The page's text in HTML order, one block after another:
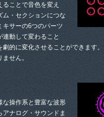
ことで音色を変え
ム・セクションにつな
キサーの6つのパーツ
動して変わること
劇的に変化させることができます
せん。
な操作系と豊富な波形
ナログ・サウンドま